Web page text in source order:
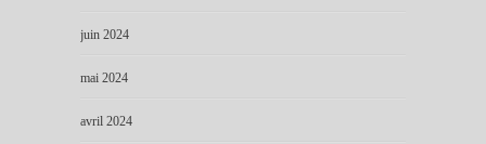
juin 2024
mai 2024
avril 2024